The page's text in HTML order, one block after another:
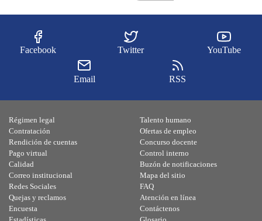
Facebook Twitter YouTube
Email RSS
Régimen legal
Contratación
Rendición de cuentas
Pago virtual
Calidad
Talento humano
Ofertas de empleo
Concurso docente
Control interno
Buzón de notificaciones
Correo institucional
Redes Sociales
Quejas y reclamos
Encuesta
Mapa del sitio
FAQ
Atención en línea
Contáctenos